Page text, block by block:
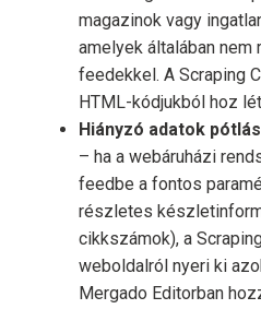
magazinok vagy
amelyek általában
feedekkel. A Scraping
HTML-kódjukból hoz
Hiányzó adatok
– ha a webáruházi
feedbe a fontos
részletes
cikkszámok), a
weboldalról nyeri ki
Mergado Editorban